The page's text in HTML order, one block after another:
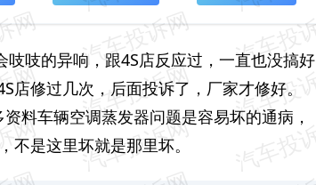
吱的异响，跟4S店反应过，一直也没搞好
修过几次，后面投诉了，厂家才修好。
料车辆空调蒸发器问题是容易坏的通病，
是这里坏就是那里坏。